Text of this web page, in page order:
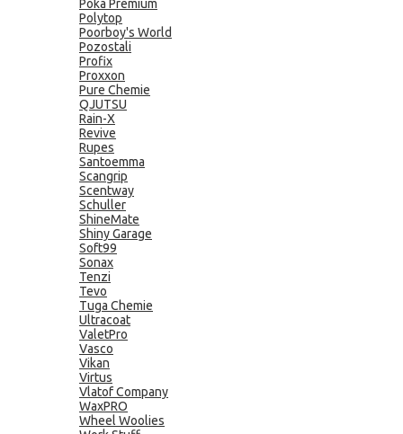
Poka Premium
Polytop
Poorboy's World
Pozostali
Profix
Proxxon
Pure Chemie
QJUTSU
Rain-X
Revive
Rupes
Santoemma
Scangrip
Scentway
Schuller
ShineMate
Shiny Garage
Soft99
Sonax
Tenzi
Tevo
Tuga Chemie
Ultracoat
ValetPro
Vasco
Vikan
Virtus
Vlatof Company
WaxPRO
Wheel Woolies